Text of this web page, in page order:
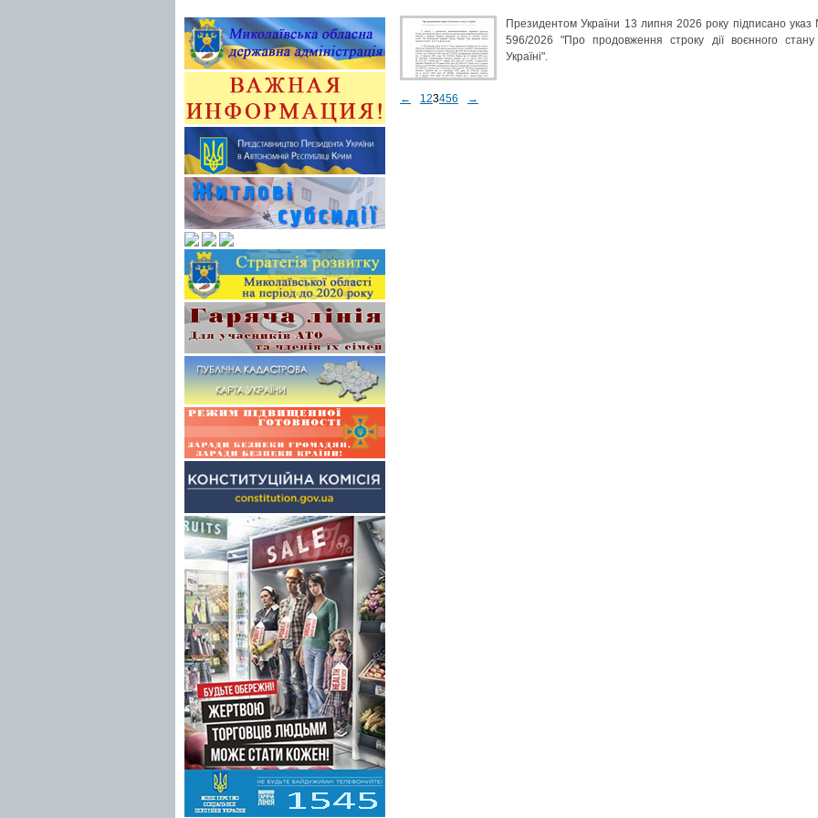
Президентом України 13 липня 2026 року підписано
596/2026 "Про продовження строку дії воєнного
Україні".
← 123456 →